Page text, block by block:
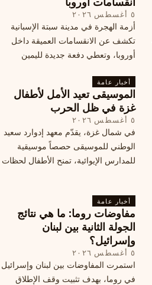
٥ أغسطس ٢٠٢٦
أزمة الهجرة في مدينة سبتة الإسبانية
تكشف عن الانقسامات العميقة داخل
أوروبا، وتعطي دفعة جديدة لليمين
الأوروبي لاستغلال هشاشة موقفه، فما
هي الآثار السياسية لهذه الأزمة؟
أخبار عامة
الموسيقى تعيد الأمل لأطفال
غزة في ظل الحرب
٥ أغسطس ٢٠٢٦
في شمال غزة، يقدّم معهد إدوارد سعيد
الوطني للموسيقى حصصاً موسيقية
للمدارس الإيوائية، تمنح الأطفال لحظات
أخبار عامة
مفاوضات روما: ما هي نتائج
الجولة الثانية بين لبنان
وإسرائيل؟
٥ أغسطس ٢٠٢٦
استمرت المفاوضات بين لبنان وإسرائيل
في روما، بهدف تثبيت وقف الإطلاق